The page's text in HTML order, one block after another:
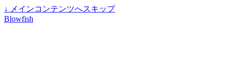
↓ メインコンテンツへスキップ
Blowfish